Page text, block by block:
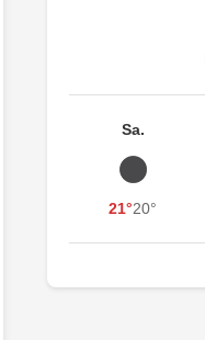
Sa.
21°20°